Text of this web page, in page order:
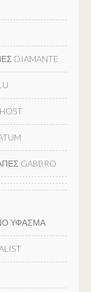
DIAMANTE
GABBRO
ΥΦΑΣΜΑ